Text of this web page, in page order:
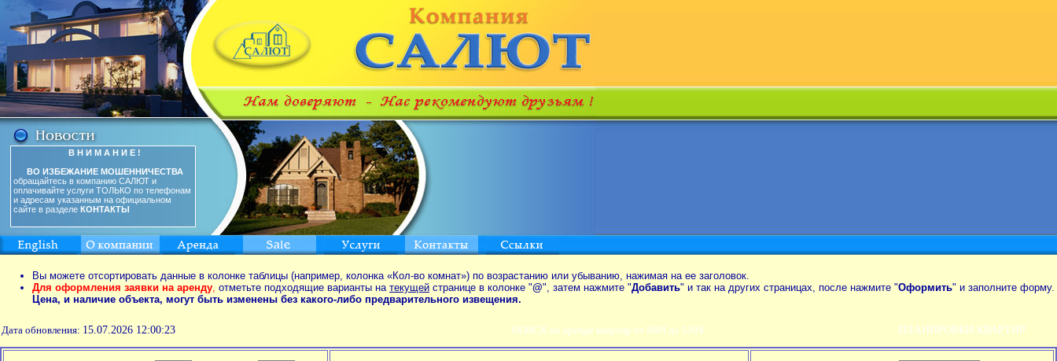
В Н И М А Н И Е !
ВО ИЗБЕЖАНИЕ МОШЕННИЧЕСТВА
обращайтесь в компанию САЛЮТ и
оплачивайте услуги ТОЛЬКО по телефонам
и адресам указанным на официальном
сайте в разделе КОНТАКТЫ
Вы можете отсортировать данные в колонке таблицы (например, колонка «Кол-во комнат») по возрастанию или убыванию, нажимая на ее заголовок.
Для оформления заявки на аренду, отметьте подходящие варианты на текущей странице в колонке "@", затем нажмите "Добавить" и так на других страницах, после нажмите "Оформить" и заполните форму.
Цена, и наличие объекта, могут быть изменены без какого-либо предварительного извещения.
Дата обновления: 15.07.2026 12:00:23 ПОИСК по аренде квартир от MIN до 550$ ПЛАНИРОВКИ КВАРТИР